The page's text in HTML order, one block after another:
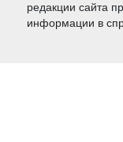
редакции сайта
информации в